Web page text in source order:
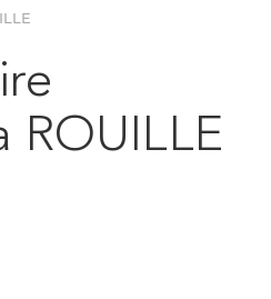
ROUILLE